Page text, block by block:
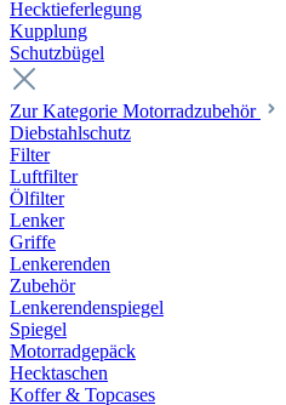
Hecktieferlegung
Kupplung
Schutzbügel
Zur Kategorie Motorradzubehör
Diebstahlschutz
Filter
Luftfilter
Ölfilter
Lenker
Griffe
Lenkerenden
Zubehör
Lenkerendenspiegel
Spiegel
Motorradgepäck
Hecktaschen
Koffer & Topcases